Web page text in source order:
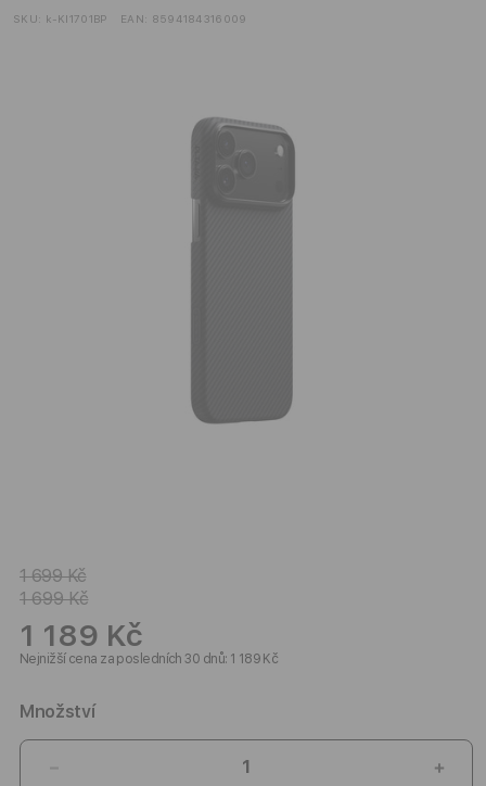
SKU: k-KI1701BP EAN: 8594184316009
1 699 Kč
1 699 Kč
1 189 Kč
Nejnižší cena za posledních 30 dnů: 1 189 Kč
Množství